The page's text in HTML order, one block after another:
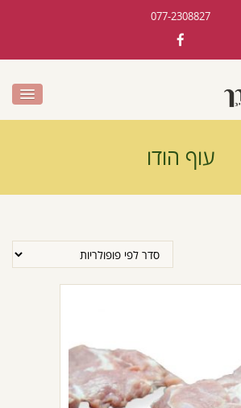
077-2308827
עוף הודו